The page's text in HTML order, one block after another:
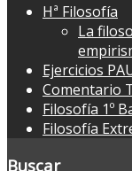
Hª Filosofía
La
Ejercicios
Comentario
Filosofía 1º
Filosofía
Buscar